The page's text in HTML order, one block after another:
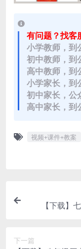
有问题？找客
小学教师，
初中教师，
高中教师，
小学家长，
初中家长，
高中家长，
视频+课件+教案
【下载】
下一篇